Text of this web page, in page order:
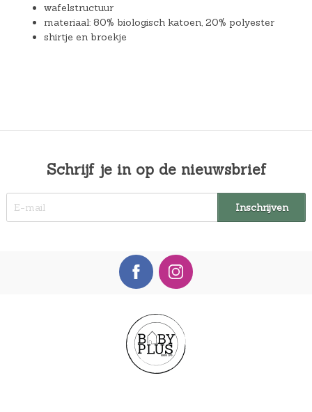
wafelstructuur
materiaal: 80% biologisch katoen, 20% polyester
shirtje en broekje
Schrijf je in op de nieuwsbrief